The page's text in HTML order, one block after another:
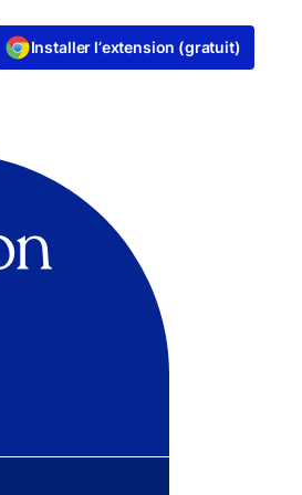
Installer l’extension (gratuit)